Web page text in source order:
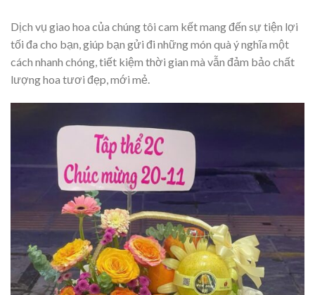
Dịch vụ giao hoa của chúng tôi cam kết mang đến sự tiện lợi
tối đa cho bạn, giúp bạn gửi đi những món quà ý nghĩa một
cách nhanh chóng, tiết kiệm thời gian mà vẫn đảm bảo chất
lượng hoa tươi đẹp, mới mẻ.